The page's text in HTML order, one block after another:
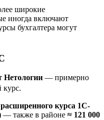
широкие
иногда включают
бухгалтера могут
Нетологии — примерно
курса 1С-
— также в районе ≈ 121 000